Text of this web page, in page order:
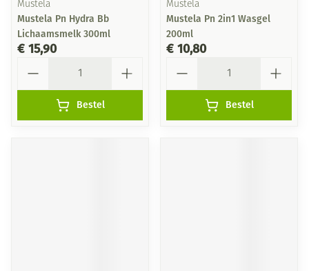
Mustela
Mustela Pn Hydra Bb
Lichaamsmelk 300ml
€ 15,90
Bestel
Mustela
Mustela Pn 2in1 Wasgel
200ml
€ 10,80
Bestel